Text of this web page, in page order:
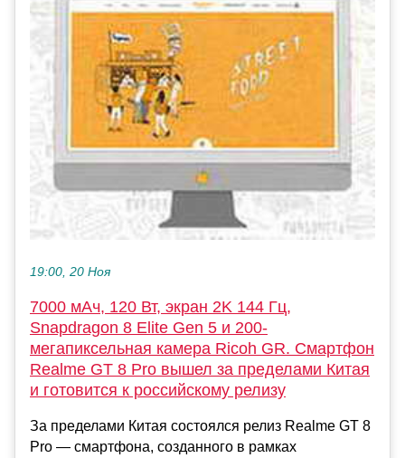
19:00, 20 Ноя
7000 мАч, 120 Вт, экран 2K 144 Гц,
Snapdragon 8 Elite Gen 5 и 200-
мегапиксельная камера Ricoh GR. Смартфон
Realme GT 8 Pro вышел за пределами Китая
и готовится к российскому релизу
За пределами Китая состоялся релиз Realme GT 8
Pro — смартфона, созданного в рамках